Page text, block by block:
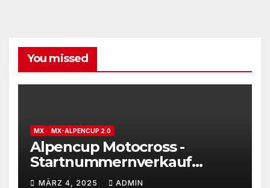
You missed
MX MX-ALPENCUP 2.0
Alpencup Motocross -
Startnummernverkauf
gestartet
MÄRZ 4, 2025 ADMIN